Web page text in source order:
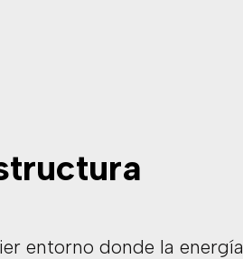
entorno donde la energía